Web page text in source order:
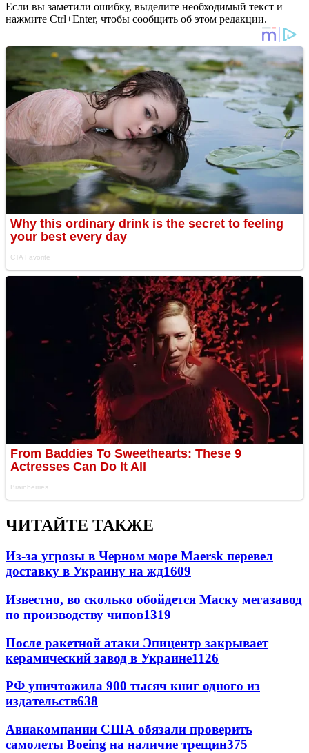
Если вы заметили ошибку, выделите необходимый текст и
нажмите Ctrl+Enter, чтобы сообщить об этом редакции.
ЧИТАЙТЕ ТАКЖЕ
Из-за угрозы в Черном море Maersk перевел
доставку в Украину на жд1609
Известно, во сколько обойдется Маску мегазавод
по производству чипов1319
После ракетной атаки Эпицентр закрывает
керамический завод в Украине1126
РФ уничтожила 900 тысяч книг одного из
издательств638
Авиакомпании США обязали проверить
самолеты Boeing на наличие трещин375